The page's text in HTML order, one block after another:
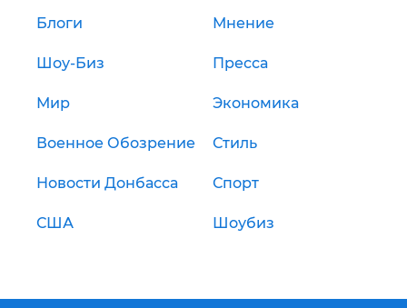
Блоги Мнение
Шоу-Биз Пресса
Мир Экономика
Военное Обозрение Стиль
Новости Донбасса Спорт
США Шоубиз